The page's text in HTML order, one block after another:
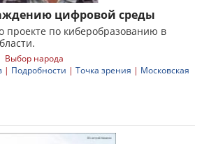
цифровой среды
проекте по киберобразованию в
Выбор народа
| Подробности | Точка зрения | Московская